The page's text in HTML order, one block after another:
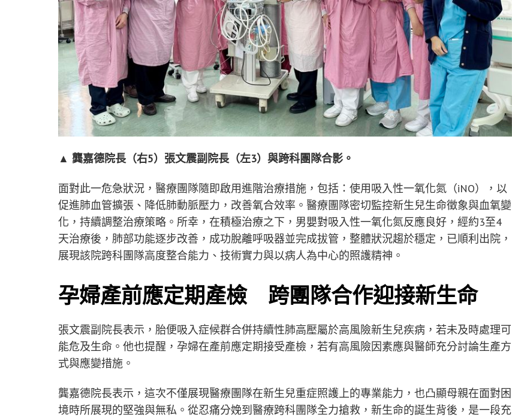
▲ 龔嘉德院長（右5）張文震副院長（左3）與跨科團隊合影。
面對此一危急狀況，醫療團隊隨即啟用進階治療措施，包括：使用吸入性一氧化氮（iNO），以
促進肺血管擴張、降低肺動脈壓力，改善氧合效率。醫療團隊密切監控新生兒生命徵象與血氧變
化，持續調整治療策略。所幸，在積極治療之下，男嬰對吸入性一氧化氮反應良好，經約3至4
天治療後，肺部功能逐步改善，成功脫離呼吸器並完成拔管，整體狀況趨於穩定，已順利出院，
展現該院跨科團隊高度整合能力、技術實力與以病人為中心的照護精神。
孕婦產前應定期產檢 跨團隊合作迎接新生命
張文震副院長表示，胎便吸入症候群合併持續性肺高壓屬於高風險新生兒疾病，若未及時處理可
能危及生命。他也提醒，孕婦在產前應定期接受產檢，若有高風險因素應與醫師充分討論生產方
式與應變措施。
龔嘉德院長表示，這次不僅展現醫療團隊在新生兒重症照護上的專業能力，也凸顯母親在面對困
境時所展現的堅強與無私。從忍痛分娩到醫療跨科團隊全力搶救，新生命的誕生背後，是一段充